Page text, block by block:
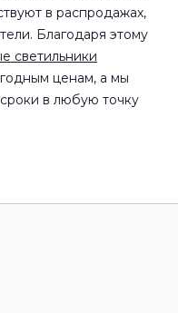
в распродажах,
Благодаря этому
светильники
ценам, а мы
в любую точку